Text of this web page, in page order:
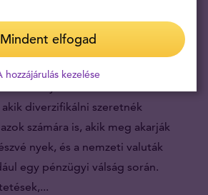
biztonságosan
akik diverzifikálni szeretnék
számára is, akik meg akarják
nyek, és a nemzeti valuták
egy pénzügyi válság során.
Mindent elfogad
hozzájárulás kezelése